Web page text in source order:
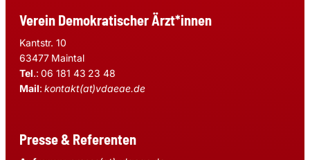
Verein Demokratischer Ärzt*innen
Kantstr. 10
63477 Maintal
Tel.: 06 181 43 23 48
Mail:kontakt(at)vdaeae.de
Presse & Referenten